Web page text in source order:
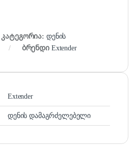
კატეგორია: დენის
ბრენდი Extender
Extender
დენის დამაგრძელებელი